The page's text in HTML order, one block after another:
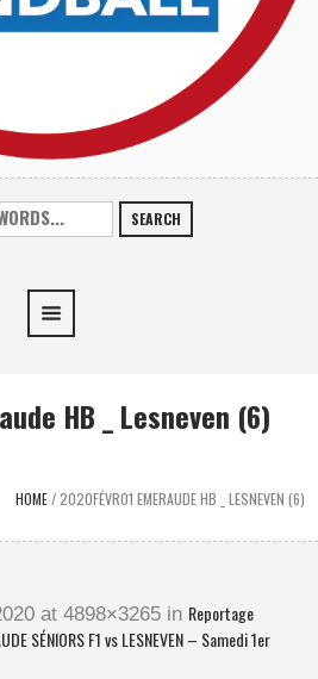
SEARCH
HB _ Lesneven (6)
HOME/2020FÉVR01 EMERAUDE HB _ LESNEVEN (6)
at 4898×3265 in Reportage
SÉNIORS F1 vs LESNEVEN – Samedi 1er